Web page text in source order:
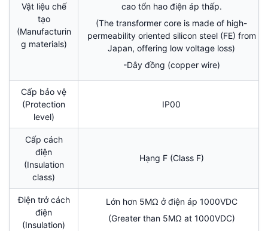
Vật liệu chế
tạo
(Manufacturin
g materials)
cao tổn hao điện áp thấp.
(The transformer core is made of high-
permeability oriented silicon steel (FE) from
Japan, offering low voltage loss)
-Dây đồng (copper wire)
Cấp bảo vệ
(Protection
level)
IP00
Cấp cách
điện
(Insulation
class)
Hạng F (Class F)
Điện trở cách
điện
(Insulation)
Lớn hơn 5MΩ ở điện áp 1000VDC
(Greater than 5MΩ at 1000VDC)